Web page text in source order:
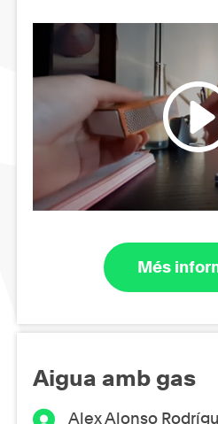
Més
Aigua amb gas
Alex Alonso